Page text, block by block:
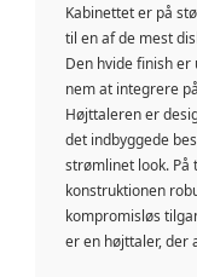
Kabinettet er på
til en af de mest
Den hvide finish
nem at integrere
Højttaleren er
det indbyggede
strømlinet look. På
konstruktionen
kompromisløs
er en højttaler, der